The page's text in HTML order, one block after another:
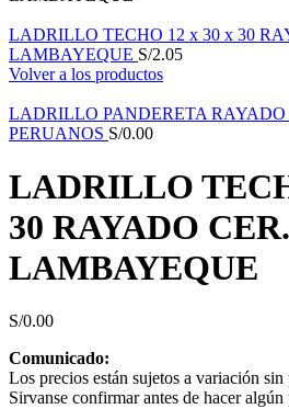
LADRILLO TECHO 12 x 30 x 30
LAMBAYEQUE S/2.05
Volver a los productos
LADRILLO PANDERETA RAYADO
PERUANOS S/0.00
LADRILLO
30 RAYADO CER.
LAMBAYEQUE
S/0.00
Comunicado:
Los precios están sujetos a variación
Sirvanse confirmar antes de hacer algún